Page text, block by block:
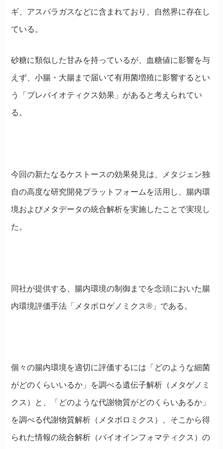
ギ、アスパラガスなどに含まれており、自然界に存在し
ている 。
砂糖に類似した甘みを持っているが、血糖値に影響を与
えず、小腸・大腸まで届いて有用菌増殖に影響するとい
う「プレバイオティクス効果」があると考えられてい
る。
今回の新たなるケストースの効果発見は、 メタジェン独
自の高度な研究開発プラットフォームを活用し、腸内環
境およびメタデータの統合解析を実施したことで実現し
た。
同社が提供する、腸内環境の制御までを念頭においた腸
内環境評価手法「メタボロゲノミクス®」である。
個々の腸内環境を適切に評価するには「どのような細菌
がどのくらいいるか」を調べる遺伝子解析（メタゲノミ
クス）と、「どのような代謝物質がどのくらいあるか」
を調べる代謝物質解析（メタボロミクス）、そこから得
られた情報の統合解析（バイオインフォマティクス）の